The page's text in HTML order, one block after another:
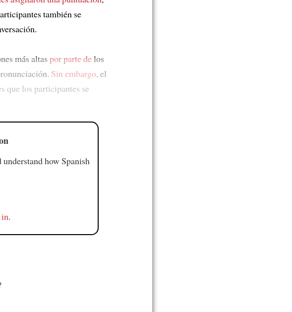
también se
más altas por parte delos
Sin embargo, el
que los participantes se
how Spanish
.